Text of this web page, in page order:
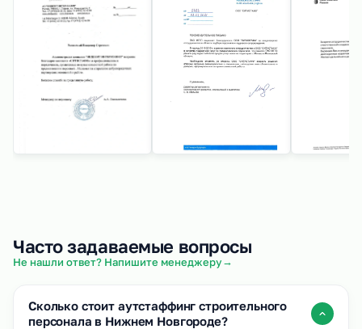
Часто задаваемые вопросы
Не нашли ответ? Напишите менеджеру→
Сколько стоит аутстаффинг строительного
персонала в Нижнем Новгороде?